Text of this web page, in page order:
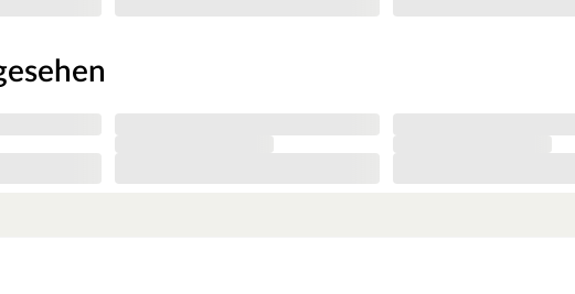
finnische Sauna ist dieser 9 kW (3 x 16 A)
110 °C und besitzt einen feueraluminierten